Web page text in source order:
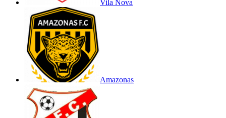
Vila Nova
Amazonas